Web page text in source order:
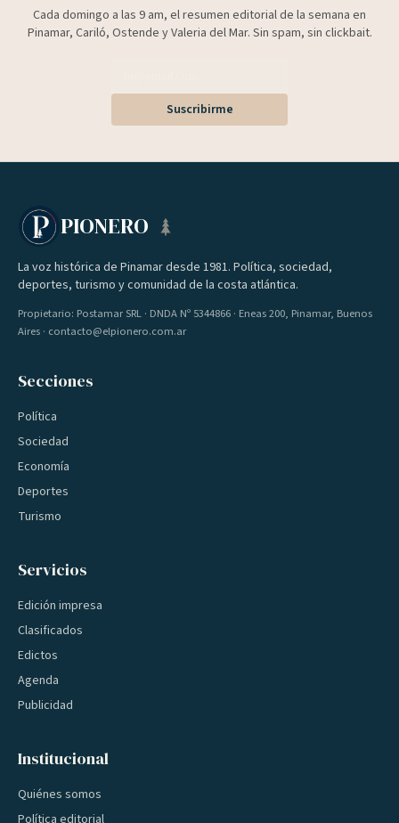
Cada domingo a las 9 am, el resumen editorial de la semana en
Pinamar, Cariló, Ostende y Valeria del Mar. Sin spam, sin clickbait.
Suscribirme
PIONERO
La voz histórica de Pinamar desde 1981. Política, sociedad,
deportes, turismo y comunidad de la costa atlántica.
Propietario: Postamar SRL · DNDA Nº 5344866 · Eneas 200, Pinamar, Buenos
Aires · contacto@elpionero.com.ar
Secciones
Política
Sociedad
Economía
Deportes
Turismo
Servicios
Edición impresa
Clasificados
Edictos
Agenda
Publicidad
Institucional
Quiénes somos
Política editorial